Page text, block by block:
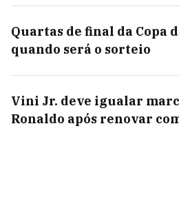
Quartas de final da Copa
quando será o sorteio
Vini Jr. deve igualar
Ronaldo após renovar